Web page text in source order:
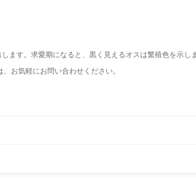
ます。求愛期になると、黒く見えるオスは繁殖色を示し
お気軽にお問い合わせください。